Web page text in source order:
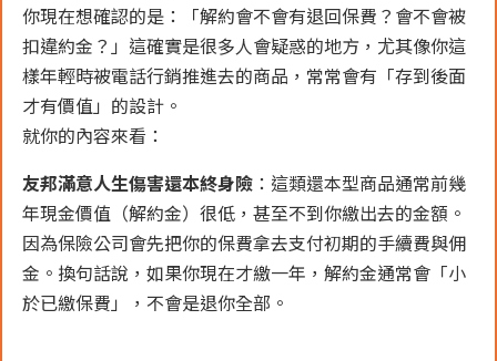
你現在想確認的是：「解約會不會有退回保費？會不會被
扣違約金？」這確實是很多人會疑惑的地方，尤其像你這
樣年輕時被電話行銷推進去的商品，常常會有「存到後面
才有價值」的設計。
就你的內容來看：
友邦滿意人生傷害還本終身險 ：這類還本型商品通常前幾
年現金價值（解約金）很低，甚至不到你繳出去的金額。
因為保險公司會先把你的保費拿去支付初期的手續費與佣
金。換句話說，如果你現在才繳一年，解約金通常會「小
於已繳保費」，不會是退你全部。